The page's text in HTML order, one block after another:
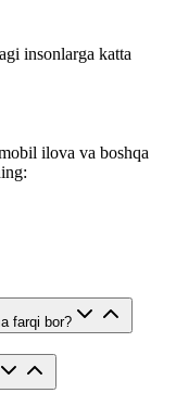
insonlarga katta
ilova va boshqa
farqi bor?